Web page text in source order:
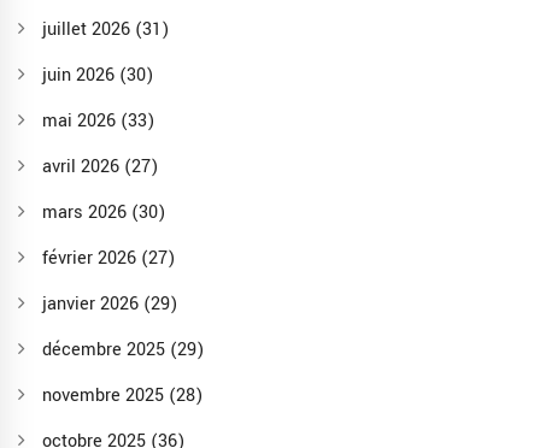
juillet 2026 (31)
juin 2026 (30)
mai 2026 (33)
avril 2026 (27)
mars 2026 (30)
février 2026 (27)
janvier 2026 (29)
décembre 2025 (29)
novembre 2025 (28)
octobre 2025 (36)